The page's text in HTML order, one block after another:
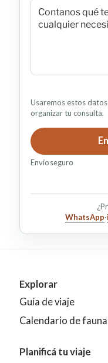
Usaremos estos
organizar tu consulta.
Envío seguro
WhatsApp·
Explorar
Guía de viaje
Calendario de fauna
Planificá tu viaje